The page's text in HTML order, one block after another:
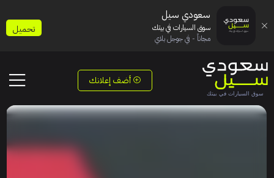
أضف إعلانك
سعودي سيل
سوق السيارات في بيتك
مجاناً - في جوجل بلاي
تحميل